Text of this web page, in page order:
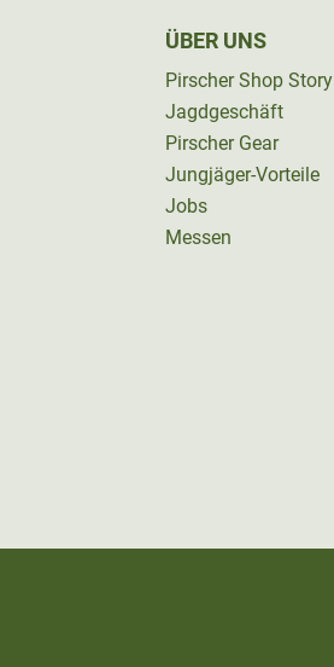
ÜBER UNS
Pirscher Shop Story
Jagdgeschäft
Pirscher Gear
Jungjäger-Vorteile
Jobs
Messen